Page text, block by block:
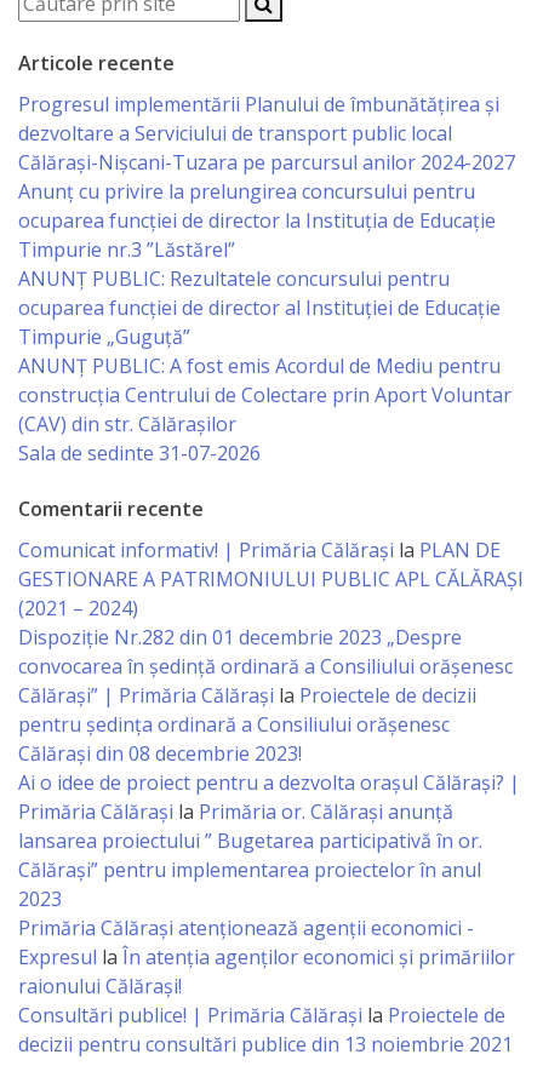
Consiliul
local
Secretarul
Consiliului
Consilieri
Comisii
de
specialitate
Consiliului
Dispoziții
Proiecte
de
decizii
Deciziile
Consiliului
Consiliul
de
tineret
Articole recente
Progresul implementării Planului de îmbunătățirea și
dezvoltare a Serviciului de transport public local
Călărași-Nișcani-Tuzara pe parcursul anilor 2024-2027
Anunț cu privire la prelungirea concursului pentru
ocuparea funcţiei de director la Instituția de Educație
Timpurie nr.3 ”Lăstărel”
ANUNȚ PUBLIC: Rezultatele concursului pentru
ocuparea funcției de director al Instituției de Educație
Timpurie „Guguță”
ANUNȚ PUBLIC: A fost emis Acordul de Mediu pentru
construcția Centrului de Colectare prin Aport Voluntar
(CAV) din str. Călărașilor
Sala de sedinte 31-07-2026
Comentarii recente
Comunicat informativ! | Primăria Călărași la PLAN DE
GESTIONARE A PATRIMONIULUI PUBLIC APL CĂLĂRAȘI
(2021 – 2024)
Dispoziție Nr.282 din 01 decembrie 2023 „Despre
convocarea în ședință ordinară a Consiliului orășenesc
Călărași” | Primăria Călărași la Proiectele de decizii
pentru ședința ordinară a Consiliului orășenesc
Călărași din 08 decembrie 2023!
Ai o idee de proiect pentru a dezvolta orașul Călărași? |
Primăria Călărași la Primăria or. Călărași anunță
lansarea proiectului ” Bugetarea participativă în or.
Călărași” pentru implementarea proiectelor în anul
2023
Primăria Călăraşi atenţionează agenţii economici -
Expresul la În atenția agenților economici și primăriilor
raionului Călărași!
Consultări publice! | Primăria Călărași la Proiectele de
decizii pentru consultări publice din 13 noiembrie 2021